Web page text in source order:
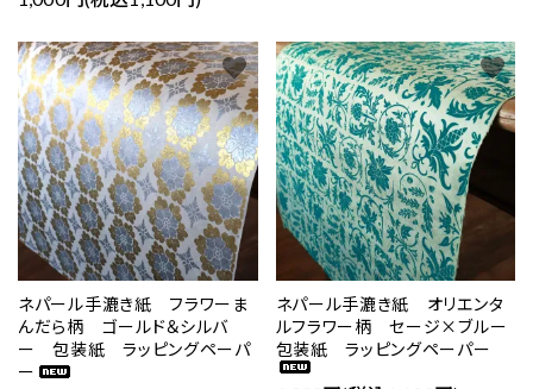
ネパール手漉き紙 フラワーま
んだら柄 ゴールド＆シルバ
ー 包装紙 ラッピングペーパ
ー
favorite
ネパール手漉き紙 オリエンタ
ルフラワー柄 セージ×ブルー
包装紙 ラッピングペーパー
favorite